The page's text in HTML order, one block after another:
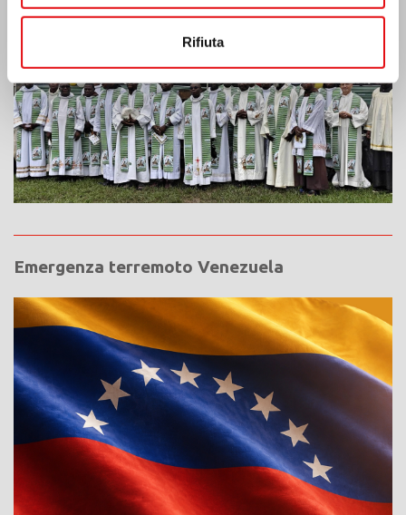
Rifiuta
Emergenza terremoto Venezuela